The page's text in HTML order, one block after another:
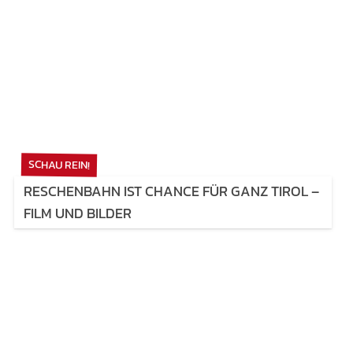
SCHAU REIN!
RESCHENBAHN IST CHANCE FÜR GANZ TIROL –
FILM UND BILDER